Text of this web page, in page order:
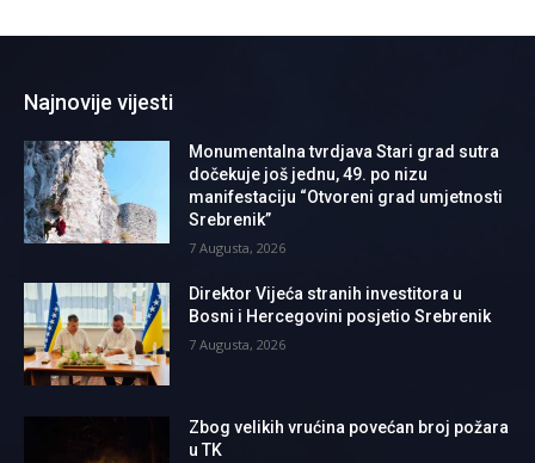
Najnovije vijesti
Monumentalna tvrdjava Stari grad sutra
dočekuje još jednu, 49. po nizu
manifestaciju “Otvoreni grad umjetnosti
Srebrenik”
7 Augusta, 2026
Direktor Vijeća stranih investitora u
Bosni i Hercegovini posjetio Srebrenik
7 Augusta, 2026
Zbog velikih vrućina povećan broj požara
u TK